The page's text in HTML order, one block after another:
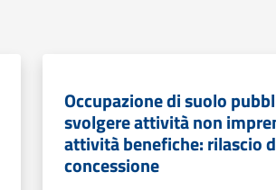
Occupazione di suolo
svolgere attività non
attività benefiche: rilascio
concessione